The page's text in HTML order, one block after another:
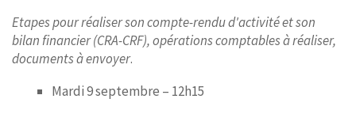
Etapes pour réaliser son compte-rendu d'activité et son
bilan financier (CRA-CRF), opérations comptables à réaliser,
documents à envoyer.
Mardi 9 septembre – 12h15